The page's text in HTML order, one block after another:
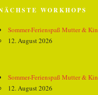
WORKHOPS
Sommer-Ferienspaß Mutter &
12. August 2026
Sommer-Ferienspaß Mutter &
12. August 2026